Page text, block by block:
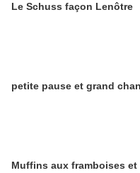
Le Schuss façon Lenôtre
petite pause et grand
Muffins aux framboises